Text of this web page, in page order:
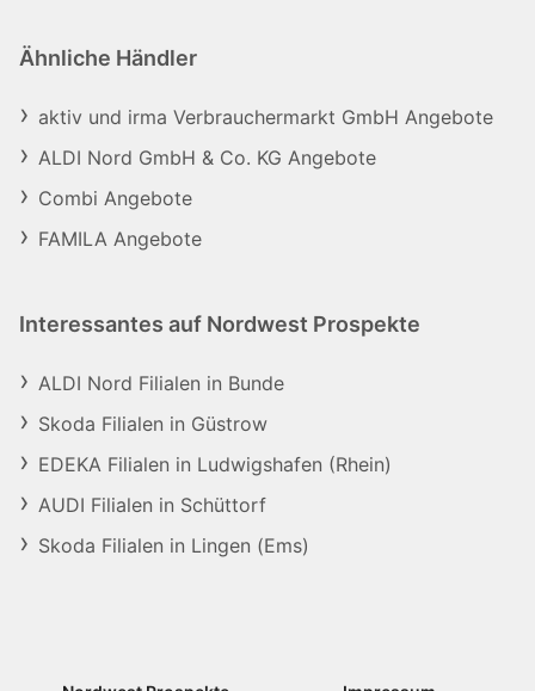
Ähnliche Händler
aktiv und irma Verbrauchermarkt GmbH Angebote
ALDI Nord GmbH & Co. KG Angebote
Combi Angebote
FAMILA Angebote
Interessantes auf Nordwest Prospekte
ALDI Nord Filialen in Bunde
Skoda Filialen in Güstrow
EDEKA Filialen in Ludwigshafen (Rhein)
AUDI Filialen in Schüttorf
Skoda Filialen in Lingen (Ems)